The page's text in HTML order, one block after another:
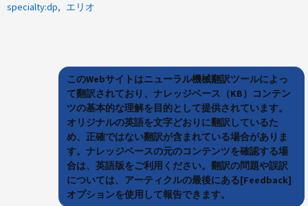
specialty:dp
エリオ
このWebサイトはニューラル機械翻訳ツールによっ
て翻訳されており、ナレッジベース（KB）コンテン
ツの基本的な理解を目的として提供されています。
オリジナルの英語を文字どおりに翻訳しているた
め、正確ではない翻訳が含まれている場合がありま
す。ナレッジベースの元のコンテンツを確認する場
合は、英語版をご利用ください。翻訳の問題や誤訳
については、アーティクルの最後にある[Feedback]
オプションを使用して報告できます。